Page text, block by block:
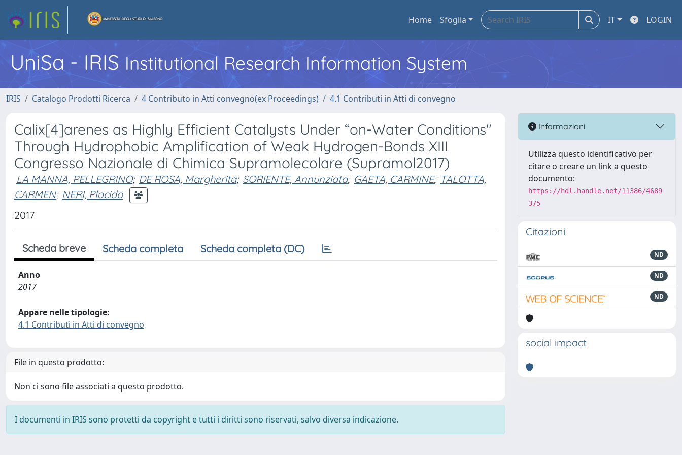
Home Sfoglia IT LOGIN
UniSa - IRIS Institutional Research Information System
IRIS Catalogo Prodotti Ricerca 4 Contributo in Atti convegno(ex Proceedings) 4.1 Contributi in Atti di convegno
Calix[4]arenes as Highly Efficient Catalysts Under “on-Water Conditions"
Through Hydrophobic Amplification of Weak Hydrogen-Bonds XIII
Congresso Nazionale di Chimica Supramolecolare (Supramol2017)
LA MANNA, PELLEGRINO; DE ROSA, Margherita; SORIENTE, Annunziata; GAETA, CARMINE; TALOTTA,
CARMEN; NERI, Placido
2017
Scheda breve Scheda completa Scheda completa (DC)
Anno
2017
Appare nelle tipologie:
4.1 Contributi in Atti di convegno
File in questo prodotto:
Non ci sono file associati a questo prodotto.
I documenti in IRIS sono protetti da copyright e tutti i diritti sono riservati, salvo diversa indicazione.
Informazioni
Utilizza questo identificativo per
citare o creare un link a questo
documento:
https://hdl.handle.net/11386/4689
375
Citazioni
ND
ND
ND
social impact